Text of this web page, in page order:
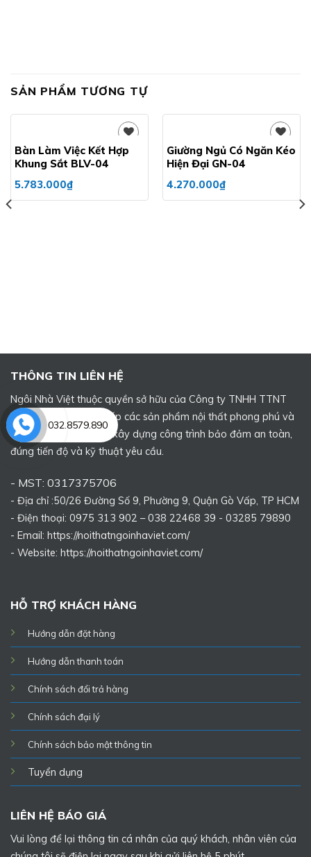
SẢN PHẨM TƯƠNG TỰ
Bàn Làm Việc Kết Hợp
Khung Sắt BLV-04
5.783.000₫
Giường Ngủ Có Ngăn Kéo
Hiện Đại GN-04
4.270.000₫
THÔNG TIN LIÊN HỆ
Ngôi Nhà Việt thuộc quyền sở hữu của Công ty TNHH TTNT
Ngôi Nhà Việt, cung cấp các sản phẩm nội thất phong phú và
các dịch vụ sửa chữa, xây dựng công trình bảo đảm an toàn,
đúng tiến độ và kỹ thuật yêu cầu.
- MST: 0317375706
- Địa chỉ :50/26 Đường Số 9, Phường 9, Quận Gò Vấp, TP HCM
- Điện thoại: 0975 313 902 – 038 22468 39 - 03285 79890
- Email: https://noithatngoinhaviet.com/
- Website: https://noithatngoinhaviet.com/
HỖ TRỢ KHÁCH HÀNG
Hướng dẫn đặt hàng
Hướng dẫn thanh toán
Chính sách đổi trả hàng
Chính sách đại lý
Chính sách bảo mật thông tin
Tuyển dụng
LIÊN HỆ BÁO GIÁ
Vui lòng để lại thông tin cá nhân của quý khách, nhân viên của
032.8579.890